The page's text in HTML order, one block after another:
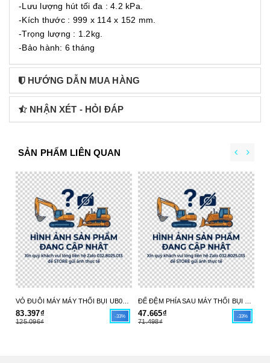
-Lưu lượng hút tối đa : 4.2 kPa.
-Kích thước : 999 x 114 x 152 mm.
-Trọng lượng : 1.2kg.
-Bảo hành: 6 tháng
HƯỚNG DẪN MUA HÀNG
NHẬN XÉT - HỎI ĐÁP
SẢN PHẨM LIÊN QUAN
83.397₫
125.096₫
-33% 47.665₫
71.498₫
-33%